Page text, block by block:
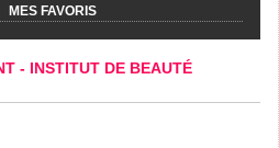
MES FAVORIS
- INSTITUT DE BEAUTÉ